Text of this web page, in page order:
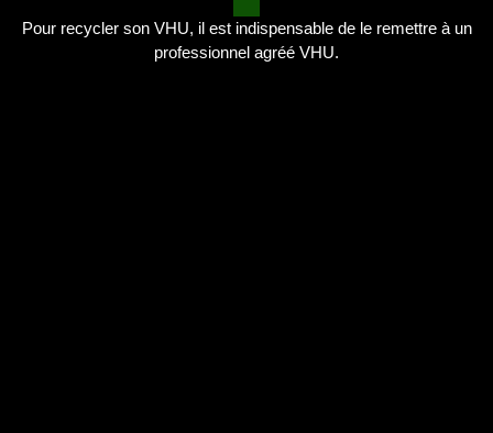
Pour recycler son VHU, il est indispensable de le remettre à un
professionnel agréé VHU.